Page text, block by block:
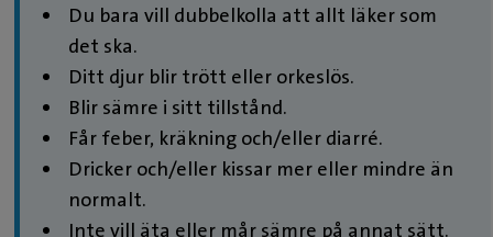
Du bara vill dubbelkolla att allt läker som
det ska.
Ditt djur blir trött eller orkeslös.
Blir sämre i sitt tillstånd.
Får feber, kräkning och/eller diarré.
Dricker och/eller kissar mer eller mindre än
normalt.
Inte vill äta eller mår sämre på annat sätt.